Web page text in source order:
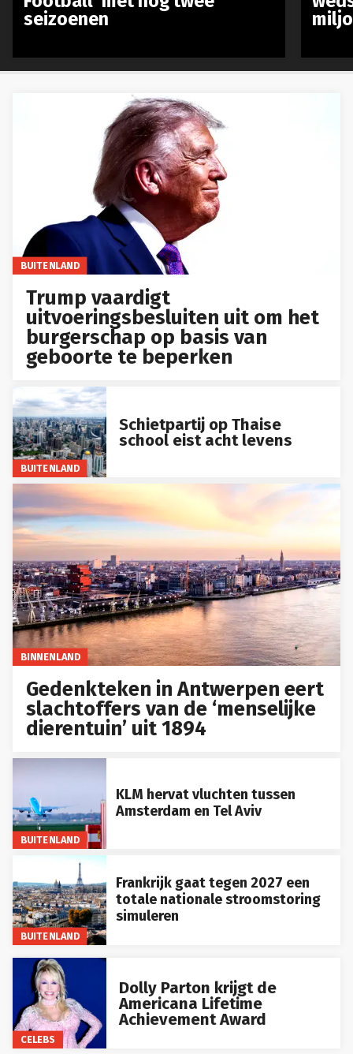
BUITENLAND
Trump vaardigt
uitvoeringsbesluiten uit om het
burgerschap op basis van
geboorte te beperken
BUITENLAND
Schietpartij op Thaise
school eist acht levens
BINNENLAND
Gedenkteken in Antwerpen eert
slachtoffers van de ‘menselijke
dierentuin’ uit 1894
BUITENLAND
KLM hervat vluchten tussen
Amsterdam en Tel Aviv
BUITENLAND
Frankrijk gaat tegen 2027 een
totale nationale stroomstoring
simuleren
CELEBS
Dolly Parton krijgt de
Americana Lifetime
Achievement Award
seizoenen